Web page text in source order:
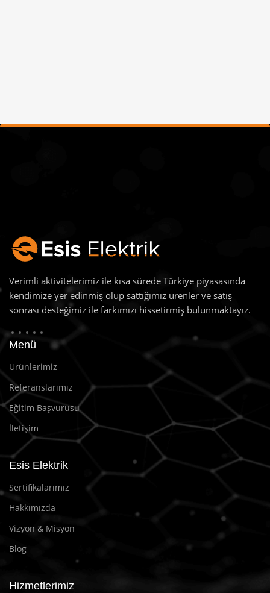
Verimli aktivitelerimiz ile kısa sürede Türkiye piyasasında
kendimize yer edinmiş olup sattığımız ürenler ve satış
sonrası desteğimiz ile farkımızı hissetirmiş bulunmaktayız.
Menü
Ürünlerimiz
Referanslarımız
Eğitim Başvurusu
İletişim
Esis Elektrik
Sertifikalarımız
Hakkımızda
Vizyon & Misyon
Blog
Hizmetlerimiz